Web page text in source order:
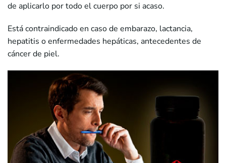
de aplicarlo por todo el cuerpo por si acaso.
Está contraindicado en caso de embarazo, lactancia,
hepatitis o enfermedades hepáticas, antecedentes de
cáncer de piel.